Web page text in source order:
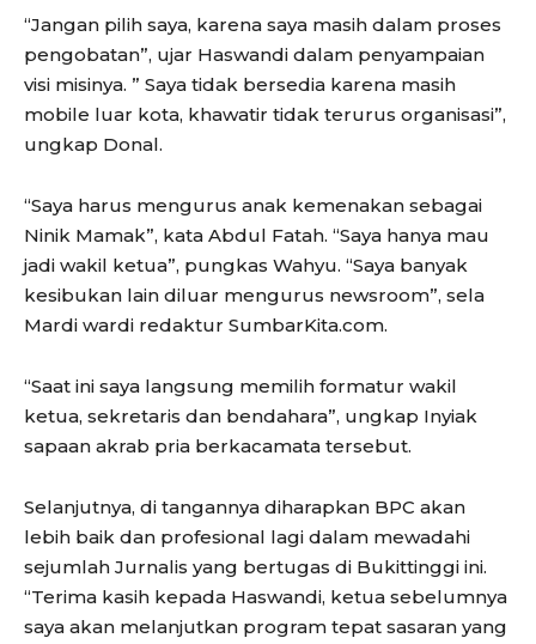
“Jangan pilih saya, karena saya masih dalam proses
pengobatan”, ujar Haswandi dalam penyampaian
visi misinya. ” Saya tidak bersedia karena masih
mobile luar kota, khawatir tidak terurus organisasi”,
ungkap Donal.
“Saya harus mengurus anak kemenakan sebagai
Ninik Mamak”, kata Abdul Fatah. “Saya hanya mau
jadi wakil ketua”, pungkas Wahyu. “Saya banyak
kesibukan lain diluar mengurus newsroom”, sela
Mardi wardi redaktur SumbarKita.com.
“Saat ini saya langsung memilih formatur wakil
ketua, sekretaris dan bendahara”, ungkap Inyiak
sapaan akrab pria berkacamata tersebut.
Selanjutnya, di tangannya diharapkan BPC akan
lebih baik dan profesional lagi dalam mewadahi
sejumlah Jurnalis yang bertugas di Bukittinggi ini.
“Terima kasih kepada Haswandi, ketua sebelumnya
saya akan melanjutkan program tepat sasaran yang